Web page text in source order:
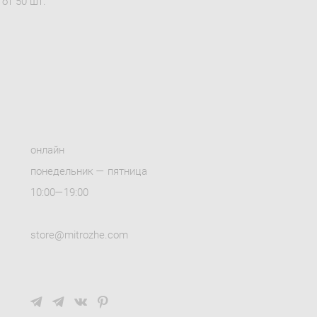
онлайн
понедельник — пятница
10:00—19:00
store@mitrozhe.com